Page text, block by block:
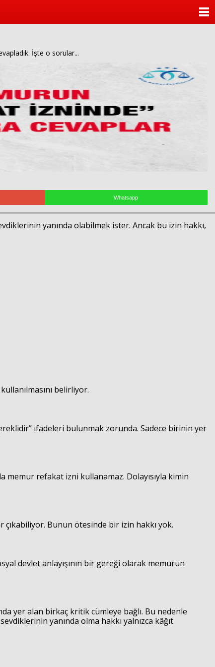
İşte o sorular...
Whatsapp
yanında olabilmek ister. Ancak bu izin hakkı,
belirliyor.
ifadeleri bulunmak zorunda. Sadece birinin yer
memur refakat izni kullanamaz. Dolayısıyla kimin
çıkabiliyor. Bunun ötesinde bir izin hakkı yok.
devlet anlayışının bir gereği olarak memurun
yer alan birkaç kritik cümleye bağlı. Bu nedenle
yanında olma hakkı yalnızca kâğıt
ANKETLER
FOTO GALERİ
VİDEO GALERİ